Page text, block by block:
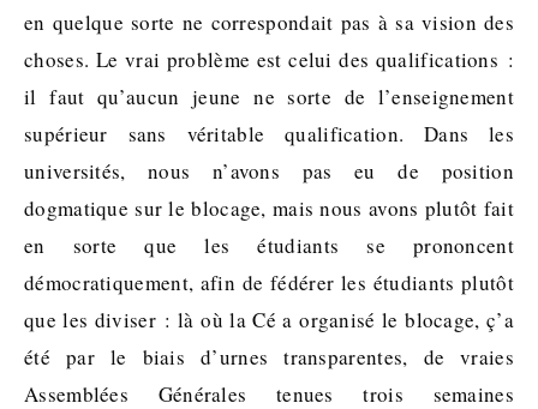
en quelque sorte ne correspondait pas à sa vision des
choses. Le vrai problème est celui des qualifications :
il faut qu’aucun jeune ne sorte de l’enseignement
supérieur sans véritable qualification. Dans les
universités, nous n’avons pas eu de position
dogmatique sur le blocage, mais nous avons plutôt fait
en sorte que les étudiants se prononcent
démocratiquement, afin de fédérer les étudiants plutôt
que les diviser : là où la Cé a organisé le blocage, ç’a
été par le biais d’urnes transparentes, de vraies
Assemblées Générales tenues trois semaines